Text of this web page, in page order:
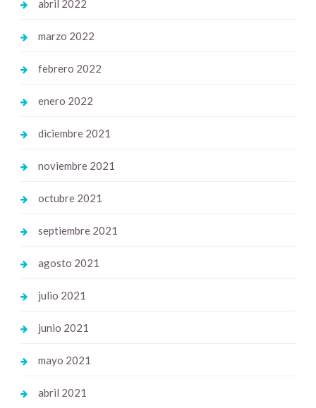
abril 2022
marzo 2022
febrero 2022
enero 2022
diciembre 2021
noviembre 2021
octubre 2021
septiembre 2021
agosto 2021
julio 2021
junio 2021
mayo 2021
abril 2021